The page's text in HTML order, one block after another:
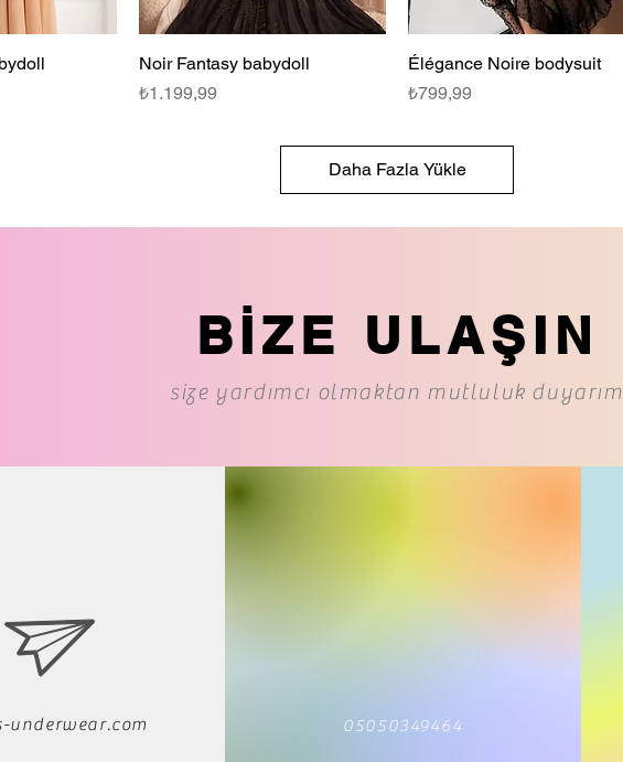
Hızlı Bakış
Noir Fantasy babydoll
Fiyat
₺1.199,99
Hızlı Bakış
Élégance Noire bodysuit
Fiyat
₺799,99
Daha Fazla Yükle
BİZE ULAŞIN
size yardımcı olmaktan mutluluk duyarım
underwear.com 05050349464